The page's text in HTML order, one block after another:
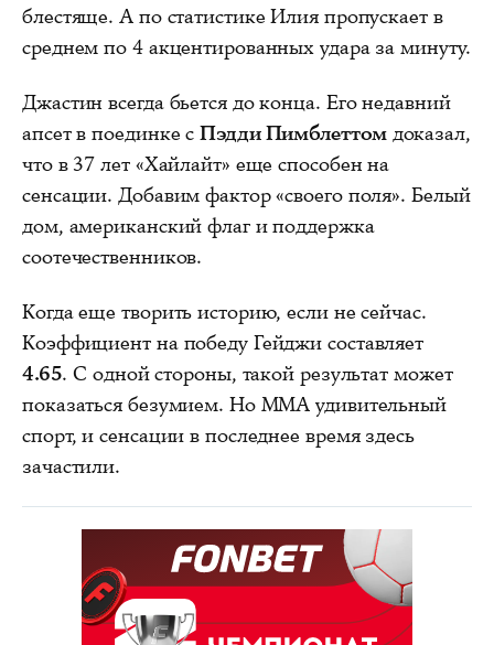
блестяще. А по статистике Илия пропускает в
среднем по 4 акцентированных удара за минуту.
Джастин всегда бьется до конца. Его недавний
апсет в поединке сПэдди Пимблеттомдоказал,
что в 37 лет «Хайлайт» еще способен на
сенсации. Добавим фактор «своего поля». Белый
дом, американский флаг и поддержка
соотечественников.
Когда еще творить историю, если не сейчас.
Коэффициент на победу Гейджи составляет
4.65. С одной стороны, такой результат может
показаться безумием. Но ММА удивительный
спорт, и сенсации в последнее время здесь
зачастили.